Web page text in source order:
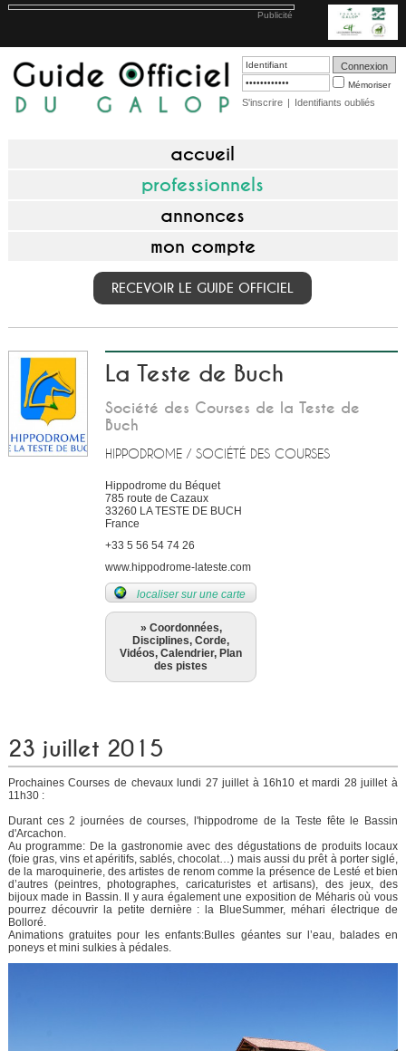
Publicité
Mémoriser
S'inscrire | Identifiants oubliés
accueil
professionnels
annonces
mon compte
RECEVOIR LE GUIDE OFFICIEL
La Teste de Buch
Société des Courses de la Teste de
Buch
HIPPODROME / SOCIÉTÉ DES COURSES
Hippodrome du Béquet
785 route de Cazaux
33260 LA TESTE DE BUCH
France
+33 5 56 54 74 26
www.hippodrome-lateste.com
localiser sur une carte
» Coordonnées,
Disciplines, Corde,
Vidéos, Calendrier, Plan
des pistes
23 juillet 2015
Prochaines Courses de chevaux lundi 27 juillet à 16h10 et mardi 28 juillet à
11h30 :
Durant ces 2 journées de courses, l'hippodrome de la Teste fête le Bassin
d'Arcachon.
Au programme: De la gastronomie avec des dégustations de produits locaux
(foie gras, vins et apéritifs, sablés, chocolat…) mais aussi du prêt à porter siglé,
de la maroquinerie, des artistes de renom comme la présence de Lesté et bien
d’autres (peintres, photographes, caricaturistes et artisans), des jeux, des
bijoux made in Bassin. Il y aura également une exposition de Méharis où vous
pourrez découvrir la petite dernière : la BlueSummer, méhari électrique de
Bolloré.
Animations gratuites pour les enfants:Bulles géantes sur l’eau, balades en
poneys et mini sulkies à pédales.